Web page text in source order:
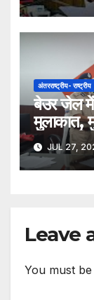
अंतरराष्ट्रीय- राष्ट्रीय
बेउर जेल में
मुलाकात,
मिलाJUL 27,
Leave
You must be